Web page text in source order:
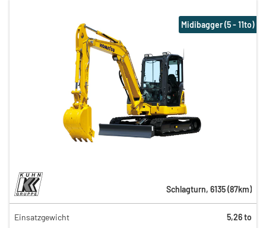
195,00 €
Midibagger (5 - 11to)
Schlagturn, 6135(87km)
Einsatzgewicht
5,26 to